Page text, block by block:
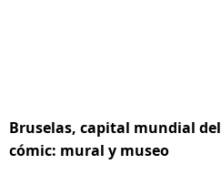
Bruselas, capital mundial del
cómic: mural y museo